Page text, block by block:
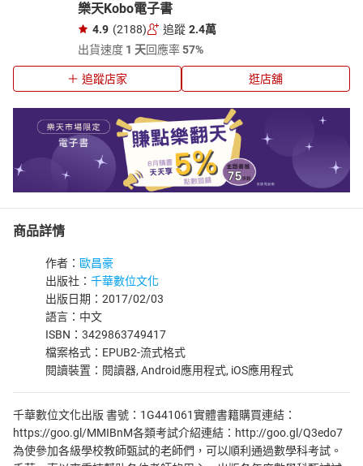
樂天Kobo電子書
4.9 (2188) 追蹤 2.4萬
出貨速度 1 天回應率57%
追蹤店家 逛店舖
商品詳情
作者： 歐昌豪
出版社： 千華數位文化
出版日期：2017/02/03
語言：中文
ISBN：3429863749417
檔案格式：EPUB2-流式格式
閱讀裝置：閱讀器, Android應用程式, iOS應用程式
千華數位文化出版 書號：1G441061實體書籍購買連結：
https://goo.gl/MMIBnM各類考試介紹連結：http://goo.gl/Q3edo7
為使參加各級學校教師甄試的老師們，可以順利通過數學科考試。